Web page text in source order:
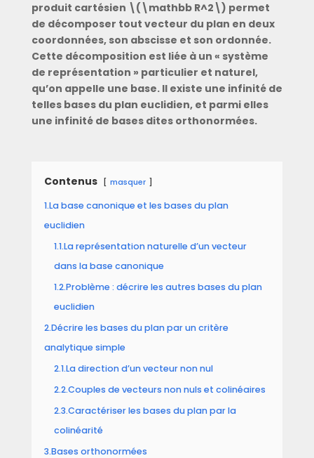
produit cartésien \(\mathbb R^2\) permet
de décomposer tout vecteur du plan en deux
coordonnées, son abscisse et son ordonnée.
Cette décomposition est liée à un « système
de représentation » particulier et naturel,
qu’on appelle une base. Il existe une infinité de
telles bases du plan euclidien, et parmi elles
une infinité de bases dites orthonormées.
Contenus masquer
1.La base canonique et les bases du plan
euclidien
1.1.La représentation naturelle d’un vecteur
dans la base canonique
1.2.Problème : décrire les autres bases du plan
euclidien
2.Décrire les bases du plan par un critère
analytique simple
2.1.La direction d’un vecteur non nul
2.2.Couples de vecteurs non nuls et colinéaires
2.3.Caractériser les bases du plan par la
colinéarité
3.Bases orthonormées